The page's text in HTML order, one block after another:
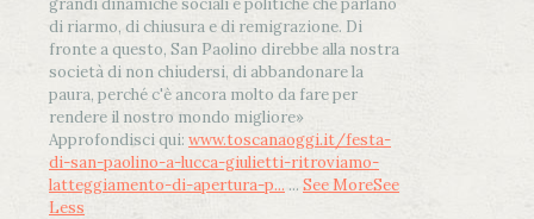
di riarmo, di chiusura e di remigrazione. Di
fronte a questo, San Paolino direbbe alla nostra
società di non chiudersi, di abbandonare la
paura, perché c'è ancora molto da fare per
rendere il nostro mondo migliore»
Approfondisci qui: www.toscanaoggi.it/festa-
di-san-paolino-a-lucca-giulietti-ritroviamo-
latteggiamento-di-apertura-p... ... See MoreSee
Less